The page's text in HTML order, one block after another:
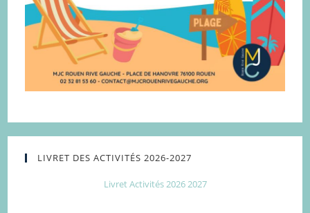
LIVRET DES ACTIVITÉS 2026-2027
Livret Activités 2026 2027